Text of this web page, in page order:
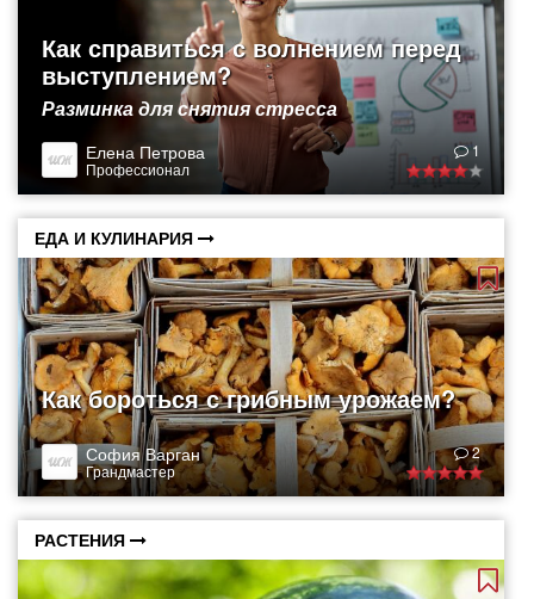
Как справиться с волнением перед
выступлением?
Разминка для снятия стресса
Елена Петрова
Профессионал
1
ЕДА И КУЛИНАРИЯ
Как бороться с грибным урожаем?
София Варган
Грандмастер
2
РАСТЕНИЯ